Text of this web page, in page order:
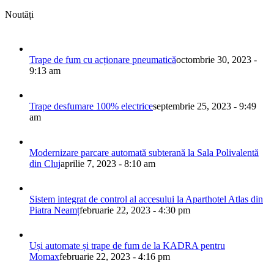
Noutăți
Trape de fum cu acționare pneumaticăoctombrie 30, 2023 -
9:13 am
Trape desfumare 100% electriceseptembrie 25, 2023 - 9:49
am
Modernizare parcare automată subterană la Sala Polivalentă
din Clujaprilie 7, 2023 - 8:10 am
Sistem integrat de control al accesului la Aparthotel Atlas din
Piatra Neamțfebruarie 22, 2023 - 4:30 pm
Uși automate și trape de fum de la KADRA pentru
Momaxfebruarie 22, 2023 - 4:16 pm